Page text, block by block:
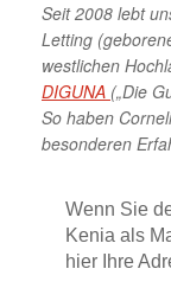
Seit 2008 lebt
Letting
westlichen
DIGUNA („Die
So haben
besonderen
Wenn Sie
Kenia als
hier Ihre